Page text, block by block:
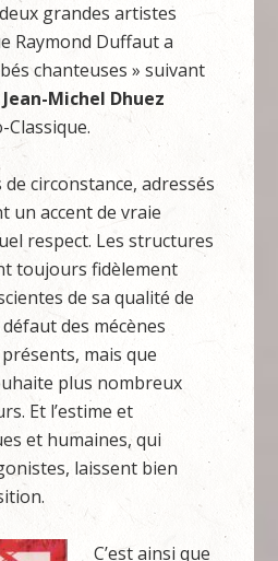
grandes artistes
Raymond Duffaut a
chanteuses » suivant
Jean-Michel Dhuez
circonstance, adressés
un accent de vraie
respect. Les structures
toujours fidèlement
de sa qualité de
des mécènes
mais que
plus nombreux
Et l’estime et
et humaines, qui
laissent bien
C’est ainsi que